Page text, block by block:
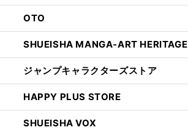
OTO
SHUEISHA MANGA-ART HERITAGE
ジャンプキャラクターズストア
HAPPY PLUS STORE
SHUEISHA VOX